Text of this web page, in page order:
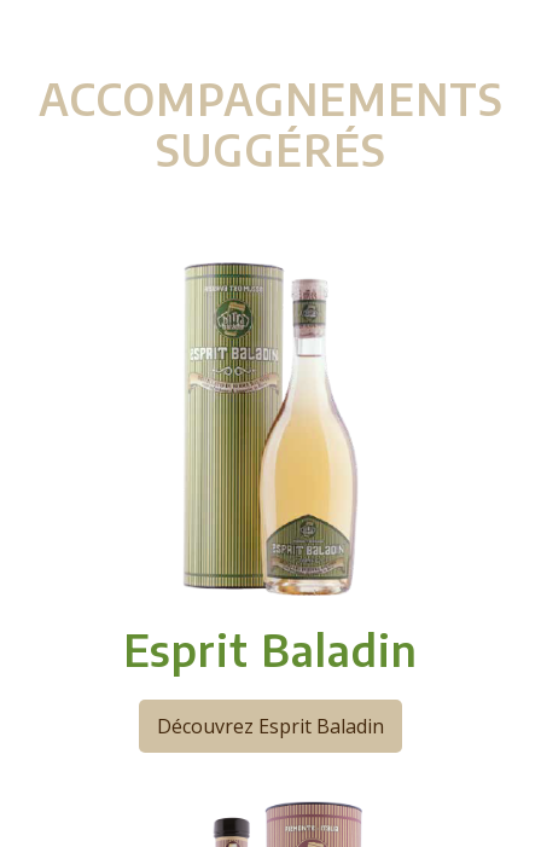
ACCOMPAGNEMENTS
SUGGÉRÉS
Esprit Baladin
Découvrez Esprit Baladin